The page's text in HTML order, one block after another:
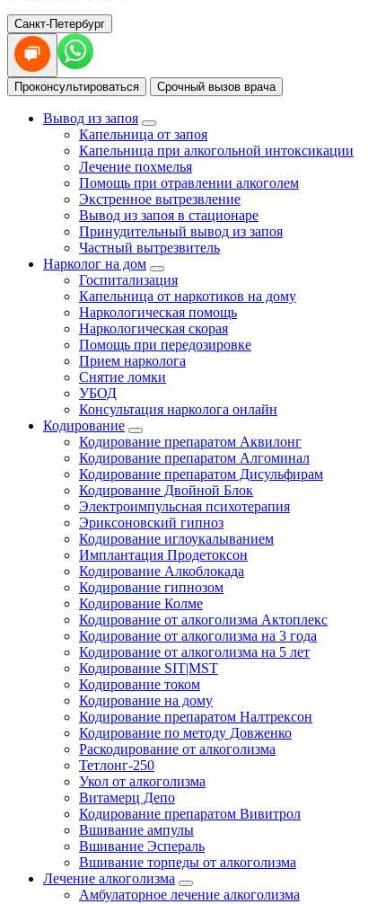
Санкт-Петербург
Проконсультироваться Срочный вызов врача
Вывод из запоя
Капельница от запоя
Капельница при алкогольной интоксикации
Лечение похмелья
Помощь при отравлении алкоголем
Экстренное вытрезвление
Вывод из запоя в стационаре
Принудительный вывод из запоя
Частный вытрезвитель
Нарколог на дом
Госпитализация
Капельница от наркотиков на дому
Наркологическая помощь
Наркологическая скорая
Помощь при передозировке
Прием нарколога
Снятие ломки
УБОД
Консультация нарколога онлайн
Кодирование
Кодирование препаратом Аквилонг
Кодирование препаратом Алгоминал
Кодирование препаратом Дисульфирам
Кодирование Двойной Блок
Электроимпульсная психотерапия
Эриксоновский гипноз
Кодирование иглоукалыванием
Имплантация Продетоксон
Кодирование Алкоблокада
Кодирование гипнозом
Кодирование Колме
Кодирование от алкоголизма Актоплекс
Кодирование от алкоголизма на 3 года
Кодирование от алкоголизма на 5 лет
Кодирование SIT|MST
Кодирование током
Кодирование на дому
Кодирование препаратом Налтрексон
Кодирование по методу Довженко
Раскодирование от алкоголизма
Тетлонг-250
Укол от алкоголизма
Витамерц Депо
Кодирование препаратом Вивитрол
Вшивание ампулы
Вшивание Эспераль
Вшивание торпеды от алкоголизма
Лечение алкоголизма
Амбулаторное лечение алкоголизма